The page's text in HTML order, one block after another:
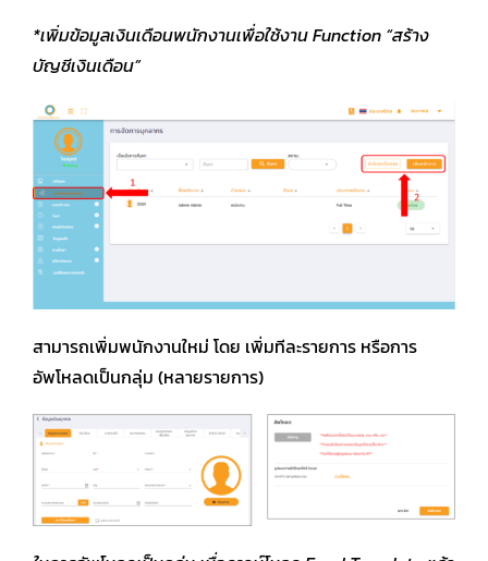
*เพิ่มข้อมูลเงินเดือนพนักงานเพื่อใช้งาน Function “สร้าง
บัญชีเงินเดือน”
สามารถเพิ่มพนักงานใหม่ โดย เพิ่มทีละรายการ หรือการ
อัพโหลดเป็นกลุ่ม (หลายรายการ)